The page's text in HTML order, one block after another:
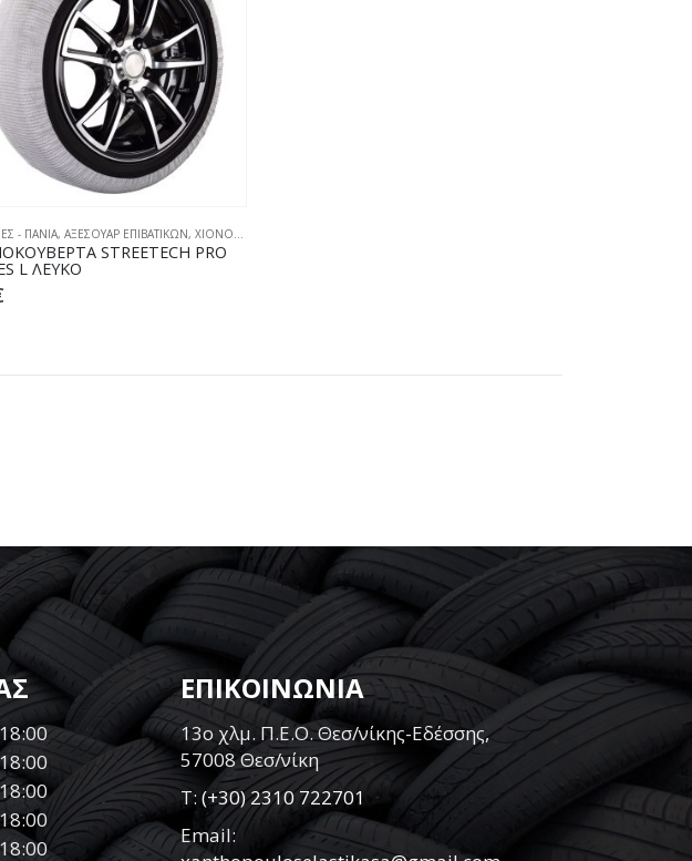
- ΠΑΝΙΑ, ΑΞΕΣΟΥΑΡ ΕΠΙΒΑΤΙΚΩΝ, ΧΙΟΝΟΚΟΥΒΕΡΤΕΣ
STREETECH PRO
L ΛΕΥΚΟ
ΕΠΙΚΟΙΝΩΝΙΑ
13ο χλμ. Π.Ε.Ο. Θεσ/νίκης-Εδέσσης,
57008 Θεσ/νίκη
Τ: (+30) 2310 722701
Email: